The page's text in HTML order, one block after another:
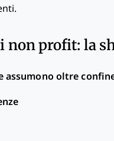
non profit: la
assumono oltre